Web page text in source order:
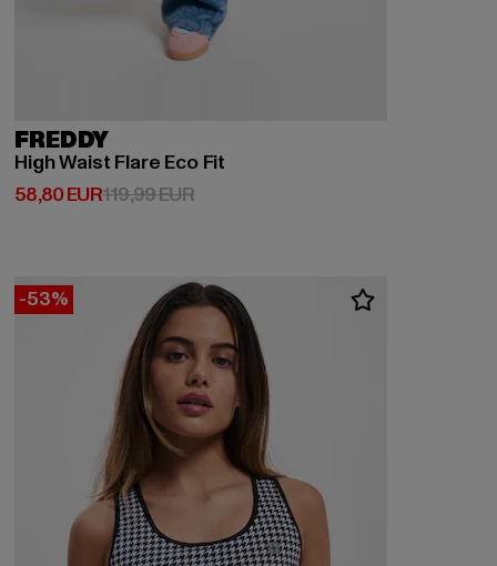
FREDDY
High Waist Flare Eco Fit
58,80 EUR
Derzeitiger Preis: 58,80 EUR
119,99 EURAktionspreis: 119,99 EUR
-53%